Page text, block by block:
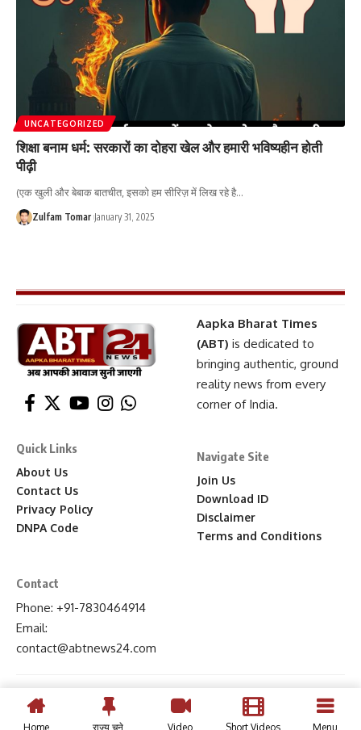
UNCATEGORIZED
शिक्षा बनाम धर्म: सरकारों का दोहरा खेल और हमारी भविष्यहीन होती
पीढ़ी
(एक खुली और बेबाक बातचीत, इसको हम सीरिज़ में लिख रहे है…
Zulfam Tomar January 31, 2025
Aapka Bharat Times
(ABT) is dedicated to
bringing authentic, ground
reality news from every
corner of India.
Quick Links
About Us
Contact Us
Privacy Policy
DNPA Code
Navigate Site
Join Us
Download ID
Disclaimer
Terms and Conditions
Contact
Phone: +91-7830464914
Email:
contact@abtnews24.com
Home राज्य चुने Video Short Videos Menu